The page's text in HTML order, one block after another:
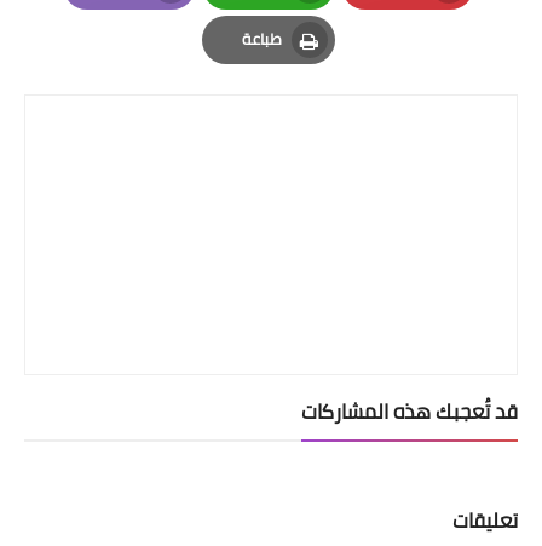
Pinterest
Whatsapp
Email
طباعة
Print
قد تُعجبك هذه المشاركات
تعليقات